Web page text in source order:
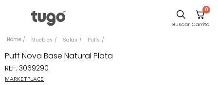
0
Muebles Salas Puffs
Puff Nova Base Natural Plata
REF: 3069290
MARKETPLACE
Comedor
Escritorio